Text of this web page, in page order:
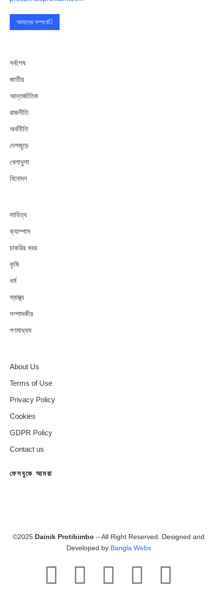
আমাদের সম্পর্কে
সর্বশেষ
জাতীয়
আন্তর্জাতিক
রাজনীতি
অর্থনীতি
দেশজুড়ে
খেলাধুলা
বিনোদন
সাহিত্য
ক্যাম্পাস
চাকরির খবর
কৃষি
ধর্ম
স্বাস্থ্য
সম্পাদকীয়
গণমাধ্যম
About Us
Terms of Use
Privacy Policy
Cookies
GDPR Policy
Contact us
ফেসবুকে আমরা
©2025 Dainik Protibimbo – All Right Reserved. Designed and
Developed by Bangla Webs